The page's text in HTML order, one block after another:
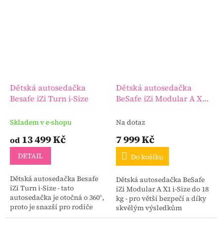
Dětská autosedačka
Besafe iZi Turn i-Size
Skladem v e-shopu
od 13 499 Kč
DETAIL
Dětská autosedačka Besafe
iZi Turn i-Size - tato
autosedačka je otočná o 360°,
proto je snazší pro rodiče
umístit dítě do autosedačky.
Dětská autosedačka
BeSafe iZi Modular A X1
Na dotaz
7 999 Kč
Do košíku
Dětská autosedačka BeSafe
iZi Modular A X1 i-Size do 18
kg - pro větší bezpečí a díky
skvělým výsledkům
absorbování otřesů je v